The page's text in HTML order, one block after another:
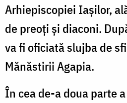
Arhiepiscopiei Iașilor,
de preoți și diaconi.
va fi oficiată slujba de
Mănăstirii Agapia.
În cea de-a doua parte